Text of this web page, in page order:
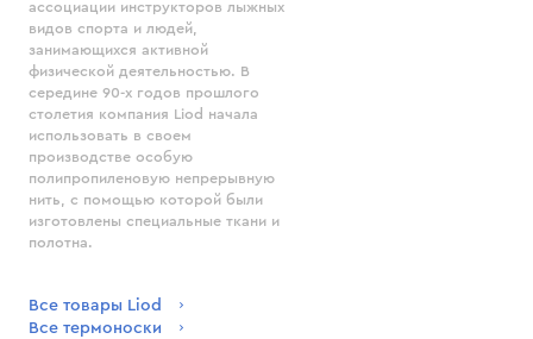
ассоциации инструкторов лыжных
видов спорта и людей,
занимающихся активной
физической деятельностью. В
середине 90-х годов прошлого
столетия компания Liod начала
использовать в своем
производстве особую
полипропиленовую непрерывную
нить, с помощью которой были
изготовлены специальные ткани и
полотна.
Все товары Liod
Все термоноски